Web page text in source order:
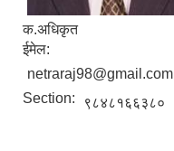
क.अधिकृत
ईमेल:
netraraj98@gmail.com
Section:
९८४८१६६३८०